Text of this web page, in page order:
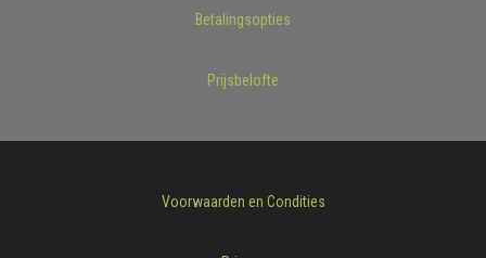
Betalingsopties
Prijsbelofte
Voorwaarden en Condities